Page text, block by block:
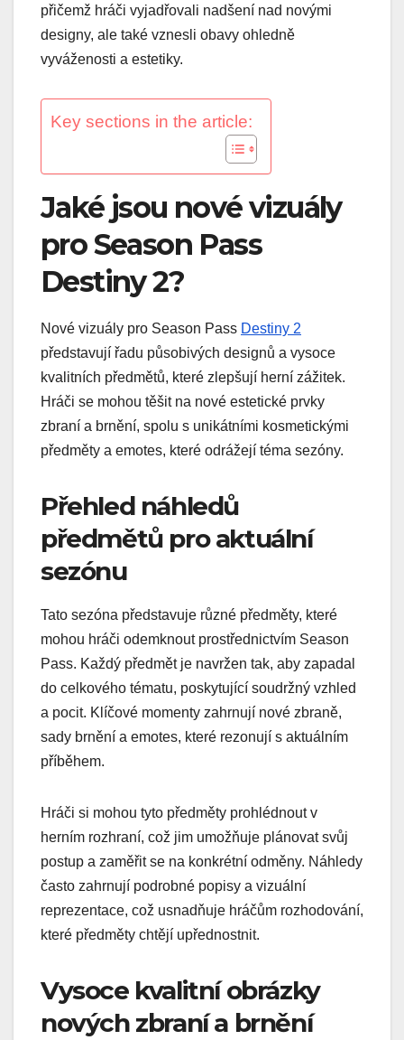
přičemž hráči vyjadřovali nadšení nad novými
designy, ale také vznesli obavy ohledně
vyváženosti a estetiky.
Key sections in the article:
Jaké jsou nové vizuály
pro Season Pass
Destiny 2?
Nové vizuály pro Season Pass Destiny 2
představují řadu působivých designů a vysoce
kvalitních předmětů, které zlepšují herní zážitek.
Hráči se mohou těšit na nové estetické prvky
zbraní a brnění, spolu s unikátními kosmetickými
předměty a emotes, které odrážejí téma sezóny.
Přehled náhledů
předmětů pro aktuální
sezónu
Tato sezóna představuje různé předměty, které
mohou hráči odemknout prostřednictvím Season
Pass. Každý předmět je navržen tak, aby zapadal
do celkového tématu, poskytující soudržný vzhled
a pocit. Klíčové momenty zahrnují nové zbraně,
sady brnění a emotes, které rezonují s aktuálním
příběhem.
Hráči si mohou tyto předměty prohlédnout v
herním rozhraní, což jim umožňuje plánovat svůj
postup a zaměřit se na konkrétní odměny. Náhledy
často zahrnují podrobné popisy a vizuální
reprezentace, což usnadňuje hráčům rozhodování,
které předměty chtějí upřednostnit.
Vysoce kvalitní obrázky
nových zbraní a brnění